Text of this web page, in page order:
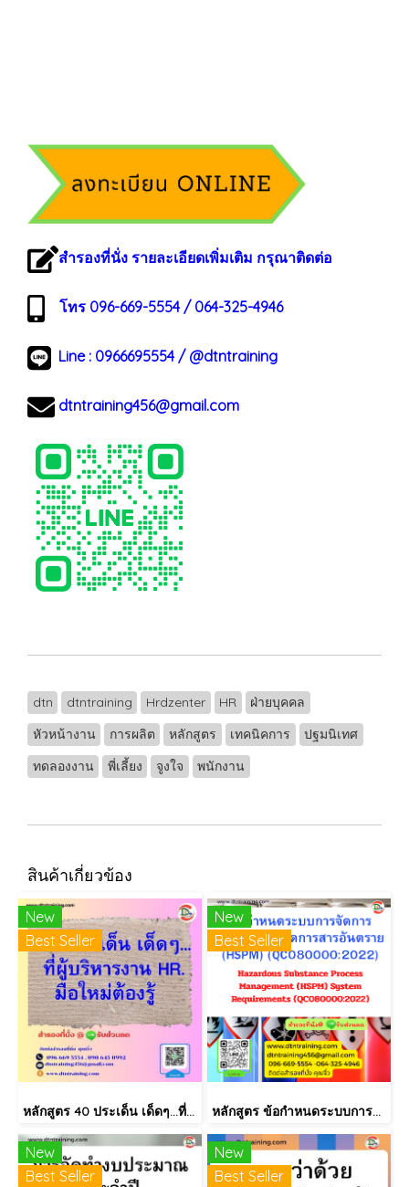
สำรองที่นั่ง รายละเอียดเพิ่มเติม กรุณาติดต่อ
โทร 096-669-5554 / 064-325-4946
Line : 0966695554/ @dtntraining
dtntraining456@gmail.com
dtn dtntraining Hrdzenter HR
ฝ่ายบุคคล
หัวหน้างาน
การผลิต หลักสูตร เทคนิคการ
ปฐมนิเทศ
ทดลองงาน
พี่เลี้ยง จูงใจ พนักงาน
สินค้าเกี่ยวข้อง
New
Best Seller
หลักสูตร 40 ประเด็น เด็ดๆ...ที่ผู้บริหารงาน HR.ต้องรู้ **พร้อมให้คำปรึกษา ฟรี!! หลังสัมมนา ไม่มีค่าใช้จ่ายเพิ่ม
New
Best Seller
หลักสูตร ข้อกำหนดระบบการจัดการกระบวนการจัดการสารอันตราย (HSPM) (QC080000:2022)
New
Best Seller
New
Best Seller